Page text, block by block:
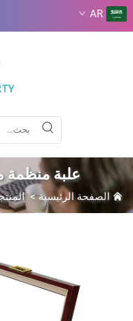
AR
علبة منظمة
الصفحة الرئيسية>